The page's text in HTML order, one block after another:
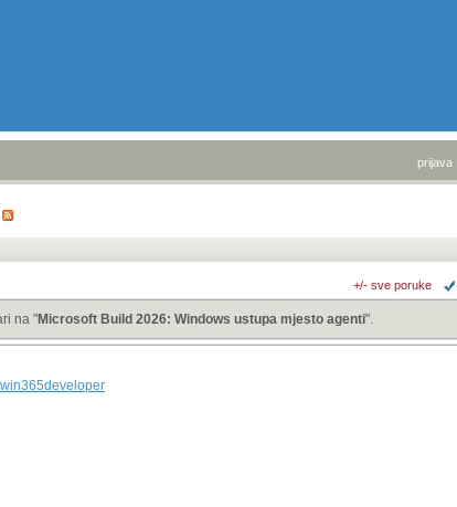
prijava
+/- sve poruke
na "Microsoft Build 2026: Windows ustupa mjesto agenti".